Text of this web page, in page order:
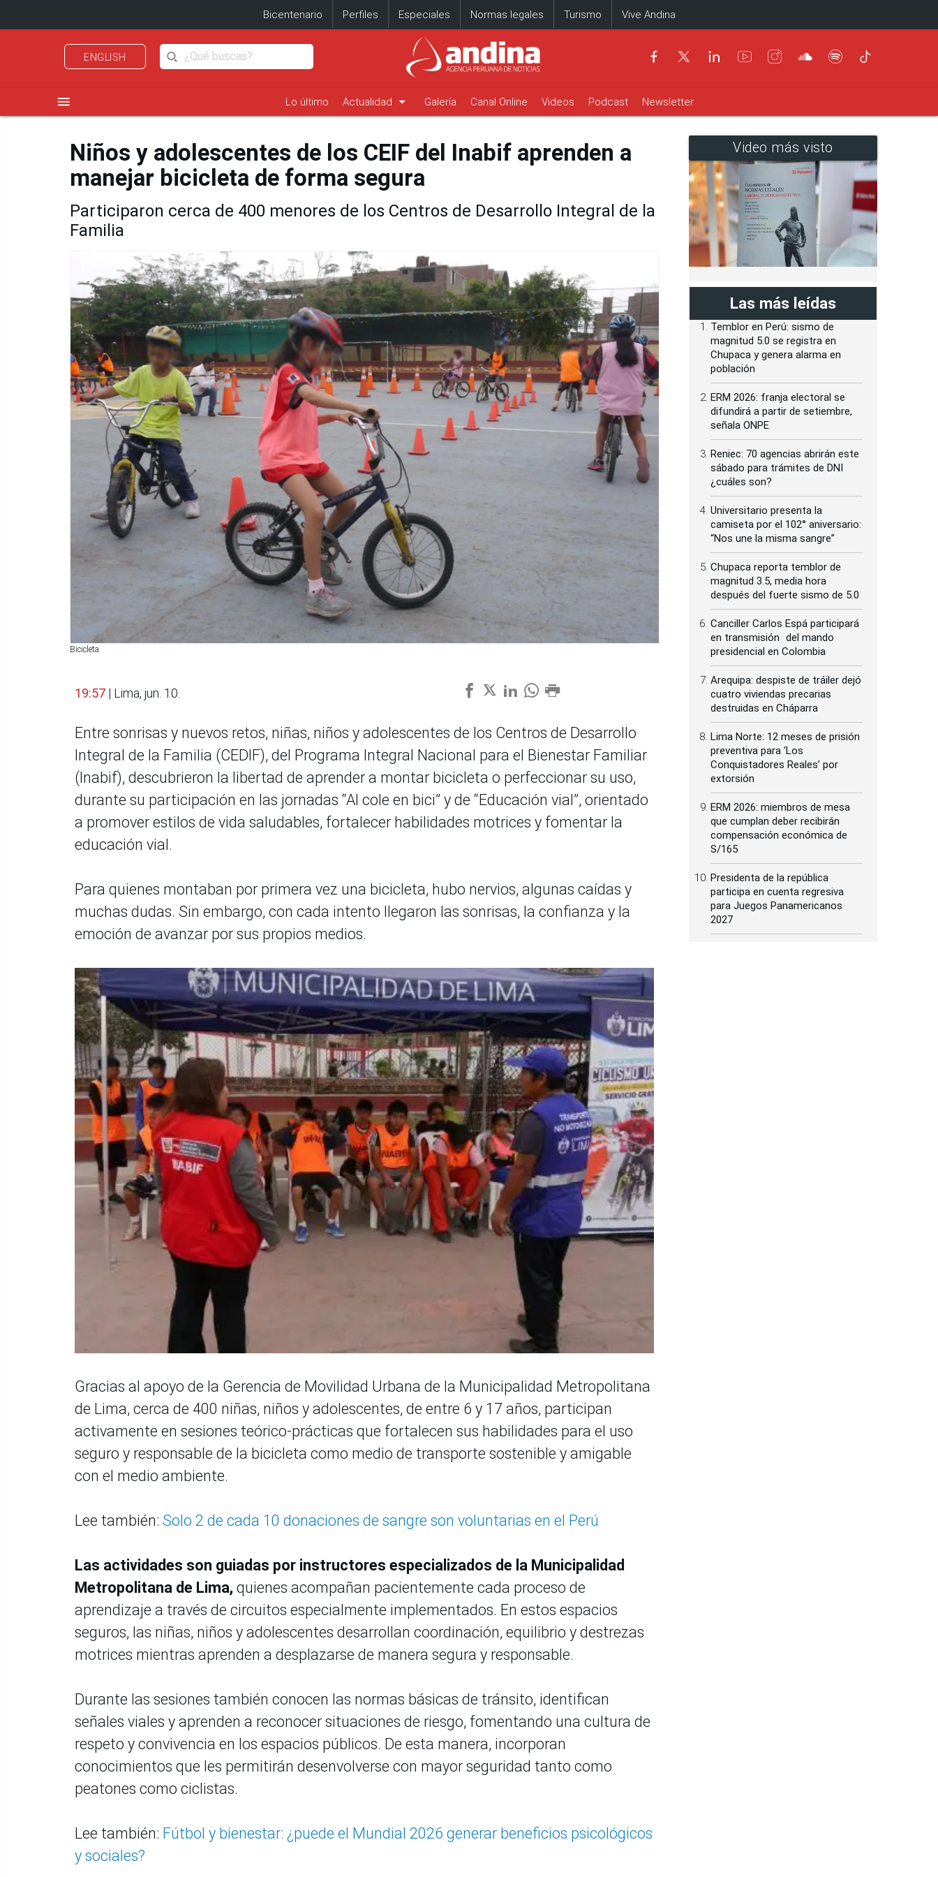
Bicentenario Perfiles Especiales Normas legales Turismo Vive Andina
ENGLISH
menu Lo último Actualidad arrow_drop_down Galería Canal Online Videos Podcast Newsletter
Niños y adolescentes de los CEIF del Inabif aprenden a
manejar bicicleta de forma segura
Participaron cerca de 400 menores de los Centros de Desarrollo Integral de la
Familia
Bicicleta
19:57 | Lima, jun. 10.
Entre sonrisas y nuevos retos, niñas, niños y adolescentes de los Centros de Desarrollo
Integral de la Familia (CEDIF), del Programa Integral Nacional para el Bienestar Familiar
(Inabif), descubrieron la libertad de aprender a montar bicicleta o perfeccionar su uso,
durante su participación en las jornadas “Al cole en bici” y de “Educación vial”, orientado
a promover estilos de vida saludables, fortalecer habilidades motrices y fomentar la
educación vial.
Para quienes montaban por primera vez una bicicleta, hubo nervios, algunas caídas y
muchas dudas. Sin embargo, con cada intento llegaron las sonrisas, la confianza y la
emoción de avanzar por sus propios medios.
Gracias al apoyo de la Gerencia de Movilidad Urbana de la Municipalidad Metropolitana
de Lima, cerca de 400 niñas, niños y adolescentes, de entre 6 y 17 años, participan
activamente en sesiones teórico-prácticas que fortalecen sus habilidades para el uso
seguro y responsable de la bicicleta como medio de transporte sostenible y amigable
con el medio ambiente.
Lee también: Solo 2 de cada 10 donaciones de sangre son voluntarias en el Perú
Las actividades son guiadas por instructores especializados de la Municipalidad
Metropolitana de Lima, quienes acompañan pacientemente cada proceso de
aprendizaje a través de circuitos especialmente implementados. En estos espacios
seguros, las niñas, niños y adolescentes desarrollan coordinación, equilibrio y destrezas
motrices mientras aprenden a desplazarse de manera segura y responsable.
Durante las sesiones también conocen las normas básicas de tránsito, identifican
señales viales y aprenden a reconocer situaciones de riesgo, fomentando una cultura de
respeto y convivencia en los espacios públicos. De esta manera, incorporan
conocimientos que les permitirán desenvolverse con mayor seguridad tanto como
peatones como ciclistas.
Lee también: Fútbol y bienestar: ¿puede el Mundial 2026 generar beneficios psicológicos
y sociales?
Video más visto
Las más leídas
Temblor en Perú: sismo de
magnitud 5.0 se registra en
Chupaca y genera alarma en
población
ERM 2026: franja electoral se
difundirá a partir de setiembre,
señala ONPE
Reniec: 70 agencias abrirán este
sábado para trámites de DNI
¿cuáles son?
Universitario presenta la
camiseta por el 102° aniversario:
“Nos une la misma sangre”
Chupaca reporta temblor de
magnitud 3.5, media hora
después del fuerte sismo de 5.0
Canciller Carlos Espá participará
en transmisión del mando
presidencial en Colombia
Arequipa: despiste de tráiler dejó
cuatro viviendas precarias
destruidas en Cháparra
Lima Norte: 12 meses de prisión
preventiva para ‘Los
Conquistadores Reales’ por
extorsión
ERM 2026: miembros de mesa
que cumplan deber recibirán
compensación económica de
S/165
Presidenta de la república
participa en cuenta regresiva
para Juegos Panamericanos
2027